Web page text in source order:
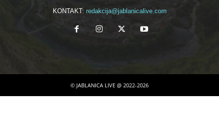
KONTAKT: redakcija@jablanicalive.com
© JABLANICA LIVE @ 2022-2026